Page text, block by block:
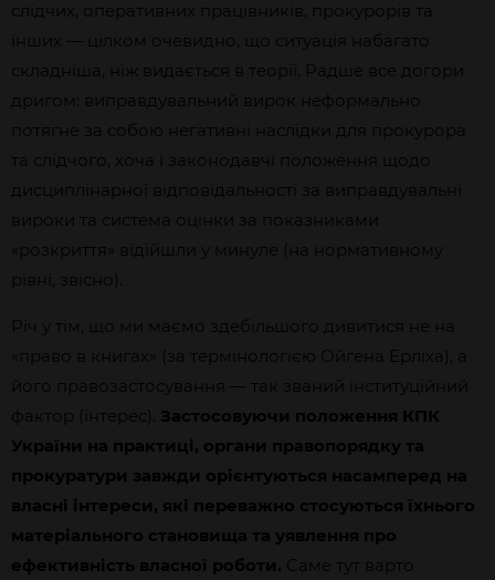
слідчих, оперативних працівників, прокурорів та
інших — цілком очевидно, що ситуація набагато
складніша, ніж видається в теорії. Радше все догори
дригом: виправдувальний вирок неформально
потягне за собою негативні наслідки для прокурора
та слідчого, хоча і законодавчі положення щодо
дисциплінарної відповідальності за виправдувальні
вироки та система оцінки за показниками
«розкриття» відійшли у минуле (на нормативному
рівні, звісно).
Річ у тім, що ми маємо здебільшого дивитися не на
«право в книгах» (за термінологією Ойгена Ерліха), а
його правозастосування — так званий інституційний
фактор (інтерес). Застосовуючи положення КПК
України на практиці, органи правопорядку та
прокуратури завжди орієнтуються насамперед на
власні інтереси, які переважно стосуються їхнього
матеріального становища та уявлення про
ефективність власної роботи. Саме тут варто